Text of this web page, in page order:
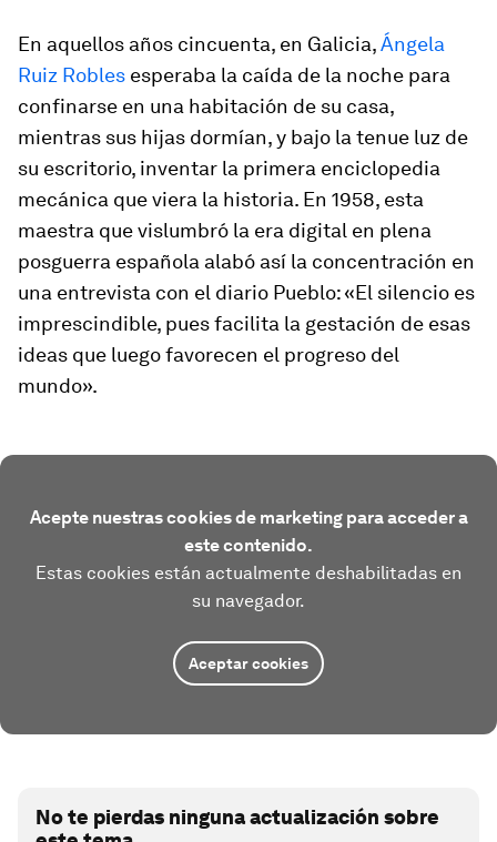
En aquellos años cincuenta, en Galicia,Ángela
Ruiz Robles esperaba la caída de la noche para
confinarse en una habitación de su casa,
mientras sus hijas dormían, y bajo la tenue luz de
su escritorio, inventar la primera enciclopedia
mecánica que viera la historia. En 1958, esta
maestra que vislumbró la era digital en plena
posguerra española alabó así la concentración en
una entrevista con el diario Pueblo: «El silencio es
imprescindible, pues facilita la gestación de esas
ideas que luego favorecen el progreso del
mundo».
Acepte nuestras cookies de marketing para acceder a
este contenido.
Estas cookies están actualmente deshabilitadas en
su navegador.
Aceptar cookies
No te pierdas ninguna actualización sobre